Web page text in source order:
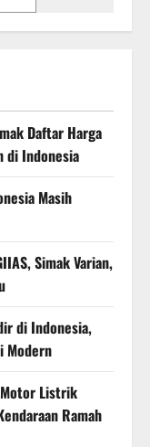
Daftar Harga
di Indonesia
Masih
Simak Varian,
di Indonesia,
Modern
Listrik
Ramah